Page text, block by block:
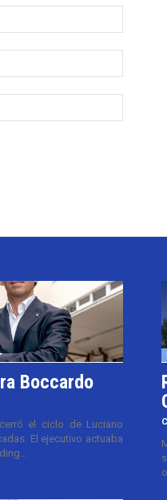
Boccardo
el ciclo de Luciano
El ejecutivo actuaba